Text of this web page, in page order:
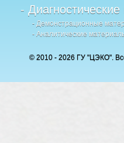
-
- Демонстрационные
- Аналитические
© 2010 - 2026 ГУ "ЦЭКО".